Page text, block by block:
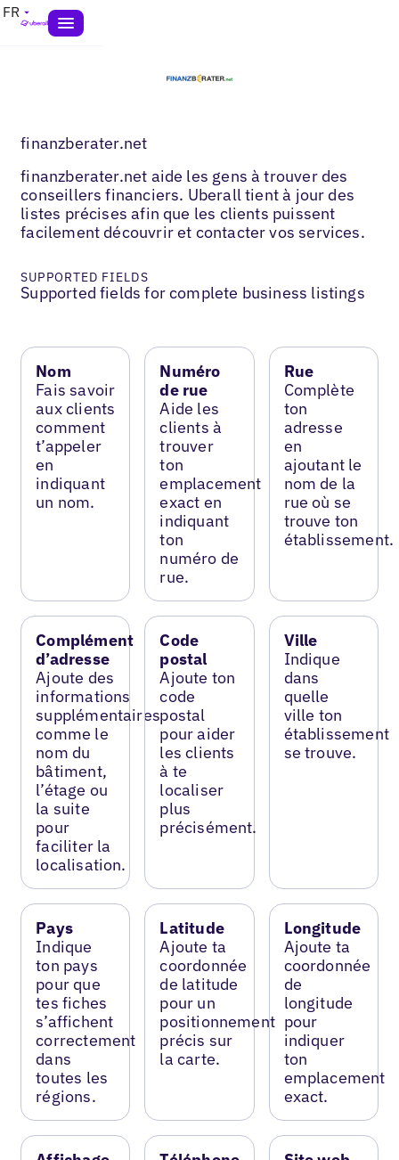
FR
finanzberater.net
finanzberater.net aide les gens à trouver des
conseillers financiers. Uberall tient à jour des
listes précises afin que les clients puissent
facilement découvrir et contacter vos services.
SUPPORTED FIELDS
Supported fields for complete business listings
Nom
Fais savoir
aux clients
comment
t’appeler
en
indiquant
un nom.
Numéro
de rue
Aide les
clients à
trouver
ton
emplacement
exact en
indiquant
ton
numéro de
rue.
Rue
Complète
ton
adresse
en
ajoutant le
nom de la
rue où se
trouve ton
établissement.
Complément
d’adresse
Ajoute des
informations
supplémentaires
comme le
nom du
bâtiment,
l’étage ou
la suite
pour
faciliter la
localisation.
Code
postal
Ajoute ton
code
postal
pour aider
les clients
à te
localiser
plus
précisément.
Ville
Indique
dans
quelle
ville ton
établissement
se trouve.
Pays
Indique
ton pays
pour que
tes fiches
s’affichent
correctement
dans
toutes les
régions.
Latitude
Ajoute ta
coordonnée
de latitude
pour un
positionnement
précis sur
la carte.
Longitude
Ajoute ta
coordonnée
de
longitude
pour
indiquer
ton
emplacement
exact.